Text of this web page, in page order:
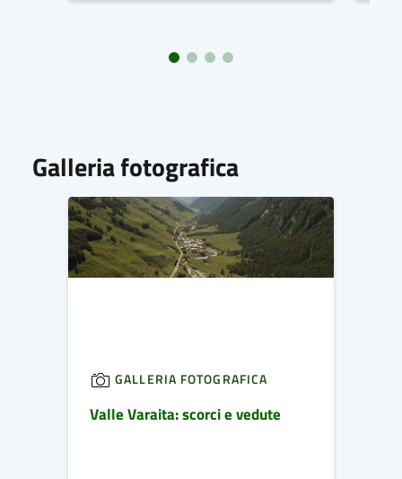
Galleria fotografica
GALLERIA FOTOGRAFICA
Valle Varaita: scorci e vedute